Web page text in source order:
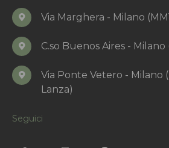
Via Marghera - Milano
C.so Buenos Aires - Milano
Via Ponte Vetero - Milano
Lanza)
Seguici